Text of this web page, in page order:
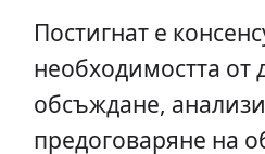
Постигнат е
необходимостта от
обсъждане,
предоговаряне на